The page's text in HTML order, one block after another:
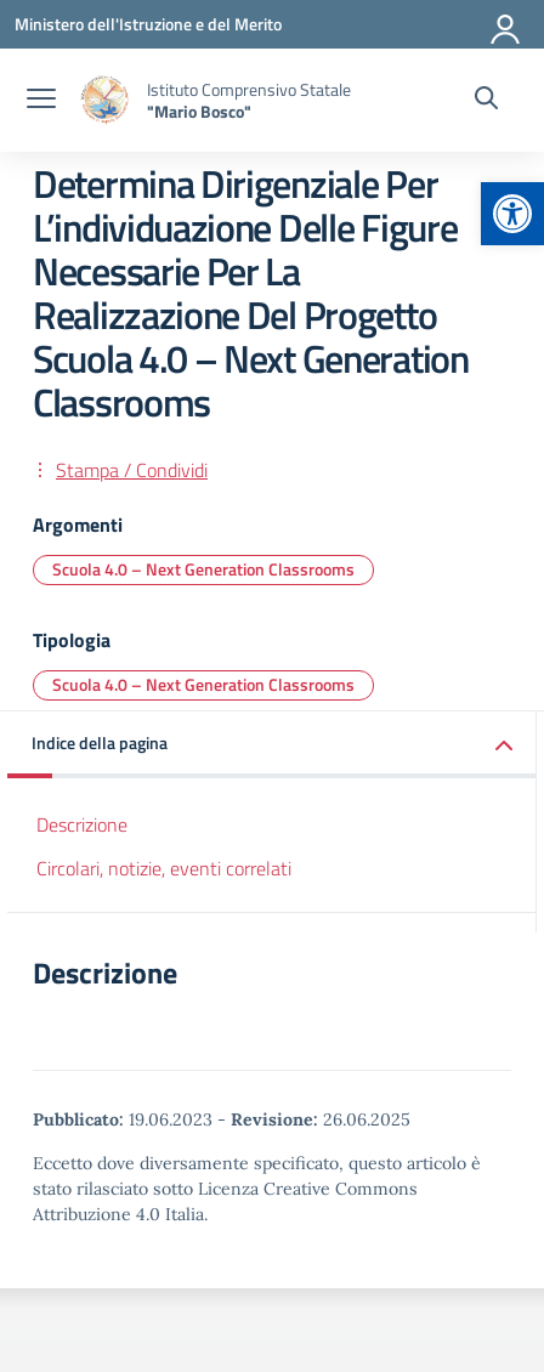
Vai ai contenuti
Vai al menu di navigazione
Vai al footer
Ministero dell'Istruzione e del Merito
Istituto Comprensivo Statale
"Mario Bosco"
Determina Dirigenziale Per
L’individuazione Delle Figure
Necessarie Per La
Realizzazione Del Progetto
Scuola 4.0 – Next Generation
Classrooms
Stampa / Condividi
Argomenti
Scuola 4.0 – Next Generation Classrooms
Tipologia
Scuola 4.0 – Next Generation Classrooms
Indice della pagina
Descrizione
Circolari, notizie, eventi correlati
Descrizione
Pubblicato: 19.06.2023 - Revisione: 26.06.2025
Eccetto dove diversamente specificato, questo articolo è
stato rilasciato sotto Licenza Creative Commons
Attribuzione 4.0 Italia.